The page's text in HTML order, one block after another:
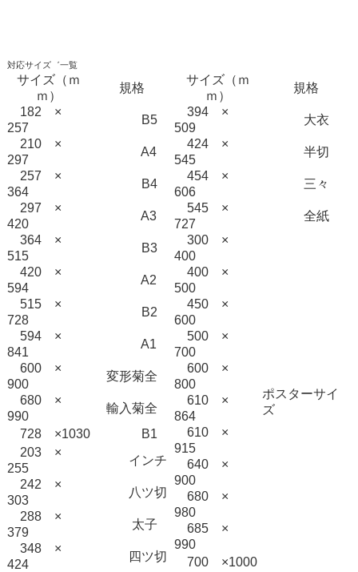
対応サイズ゛一覧
サイズ（ｍ
ｍ）
規格
182 ×
257
B5
210 ×
297
A4
257 ×
364
B4
297 ×
420
A3
364 ×
515
B3
420 ×
594
A2
515 ×
728
B2
594 ×
841
A1
600 ×
900
変形菊全
680 ×
990
輸入菊全
728 ×1030B1
203 ×
255
インチ
242 ×
303
八ツ切
288 ×
379
太子
348 ×
424
四ツ切
サイズ（ｍ
ｍ）
規格
394 ×
509
大衣
424 ×
545
半切
454 ×
606
三々
545 ×
727
全紙
300 ×
400
ポスターサイ
ズ
400 ×
500
450 ×
600
500 ×
700
600 ×
800
610 ×
864
610 ×
915
640 ×
900
680 ×
980
685 ×
990
700 ×1000